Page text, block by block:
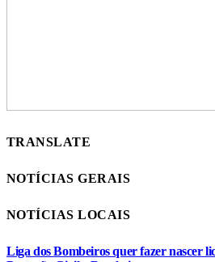
TRANSLATE
NOTÍCIAS GERAIS
NOTÍCIAS LOCAIS
Liga dos Bombeiros quer fazer nascer